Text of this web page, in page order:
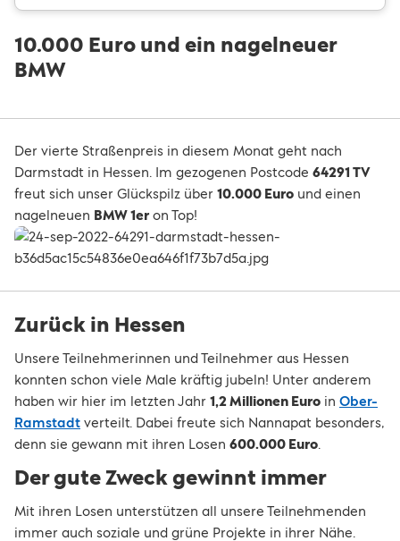
10.000 Euro und ein nagelneuer
BMW
Der vierte Straßenpreis in diesem Monat geht nach
Darmstadt in Hessen. Im gezogenen Postcode 64291 TV
freut sich unser Glückspilz über 10.000 Euro und einen
nagelneuen BMW 1er on Top!
Zurück in Hessen
Unsere Teilnehmerinnen und Teilnehmer aus Hessen
konnten schon viele Male kräftig jubeln! Unter anderem
haben wir hier im letzten Jahr 1,2 Millionen Euro in Ober-
Ramstadt verteilt. Dabei freute sich Nannapat besonders,
denn sie gewann mit ihren Losen 600.000 Euro.
Der gute Zweck gewinnt immer
Mit ihren Losen unterstützen all unsere Teilnehmenden
immer auch soziale und grüne Projekte in ihrer Nähe.